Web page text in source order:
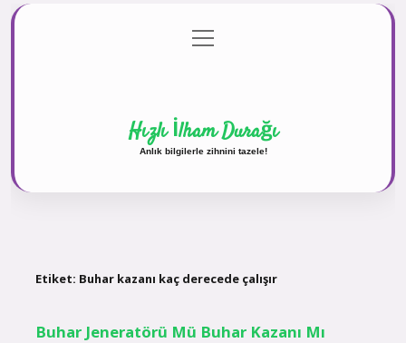
Gizlilik Politikası
menüyü
aç
Hızlı İlham Durağı
Anlık bilgilerle zihnini tazele!
Etiket: Buhar kazanı kaç derecede çalışır
Buhar Jeneratörü Mü Buhar Kazanı Mı